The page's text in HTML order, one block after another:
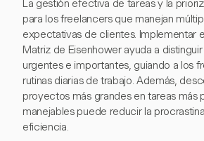
La gestión efectiva de tareas y la
para los freelancers que manejan
expectativas de clientes. Implementar
Matriz de Eisenhower ayuda a
urgentes e importantes, guiando a los
rutinas diarias de trabajo. Además,
proyectos más grandes en tareas más
manejables puede reducir la
eficiencia.